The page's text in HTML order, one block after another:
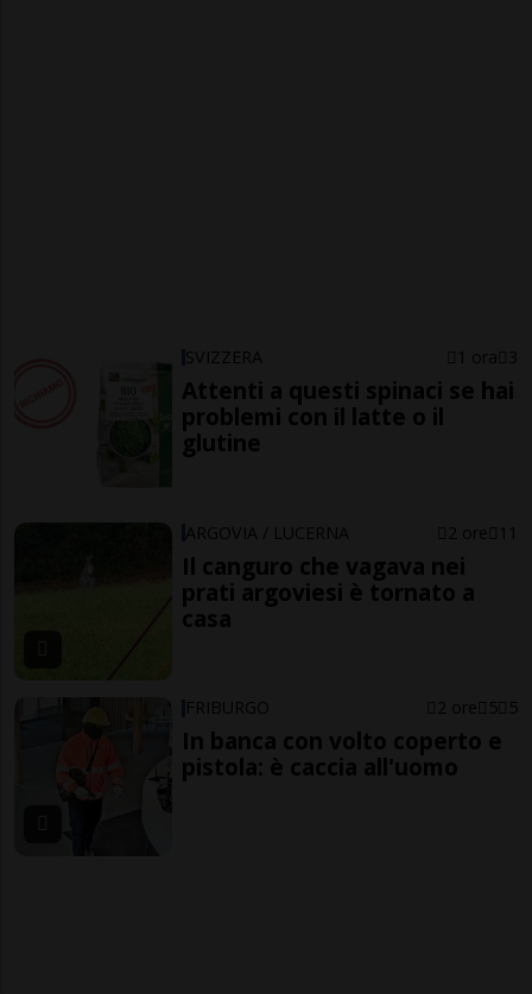
SVIZZERA 1 ora 3
Attenti a questi spinaci se hai
problemi con il latte o il
glutine
ARGOVIA / LUCERNA 2 ore 11
Il canguro che vagava nei
prati argoviesi è tornato a
casa
FRIBURGO 2 ore 5 5
In banca con volto coperto e
pistola: è caccia all'uomo